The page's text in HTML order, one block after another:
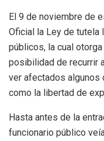
El 9 de noviembre de
Oficial la Ley de tutela
públicos, la cual
posibilidad de recurrir
ver afectados algunos
como la libertad de
Hasta antes de la
funcionario público